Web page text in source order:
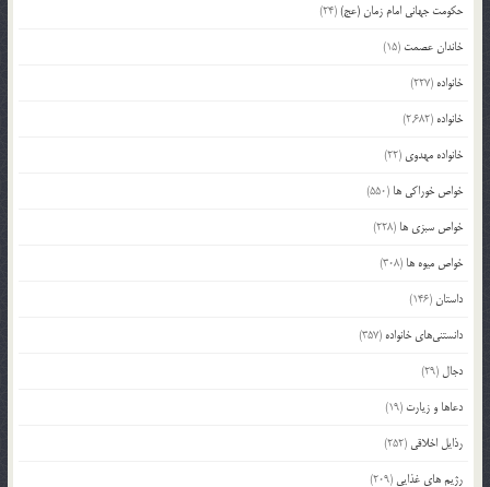
حکومت جهانی امام زمان (عج)(24)
خاندان عصمت (15)
خانواده (227)
خانواده (2,682)
خانواده مهدوی (22)
خواص خوراکی ها (550)
خواص سبزی ها (228)
خواص میوه ها (308)
داستان(146)
دانستنی‌های خانواده (357)
دجال (29)
دعاها و زیارت (19)
رذایل اخلاقی (252)
رژیم های غذایی (209)